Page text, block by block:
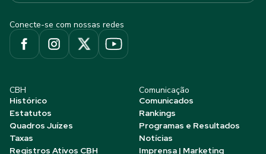
Conecte-se com nossas redes
CBH
Histórico
Estatutos
Quadros Juízes
Taxas
Registros Ativos CBH
Comunicação
Comunicados
Rankings
Programas e Resultados
Notícias
Imprensa | Marketing